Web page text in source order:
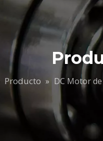
Producto » DC Motor